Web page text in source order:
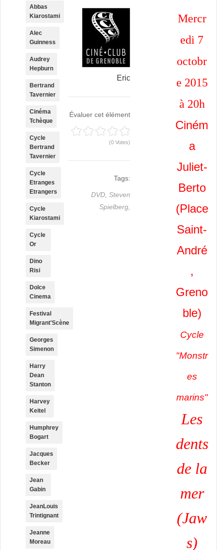
Eric
Évaluer cet élément
(0 Votes)
Tags:
DVD,Steven
Spielberg,
Mercr
edi 7
octobr
e 2015
à 20h
Ciném
a
Juliet-
Berto
(Place
Saint-
André
,
Greno
ble)
Cycle
"Monstr
es
marins"
Les
dents
de la
mer
(Jaw
s)
Abbas
Kiarostami
Alec
Guinness
Audrey
Hepburn
Bertrand
Tavernier
Cinéma
Tchèque
Cycle
Bertrand
Tavernier
Cycle
Etranges
Etrangers
Cycle
Kiarostami
Cycle
Or
Dino
Risi
Dolce
Cinema
Festival
Migrant'Scène
Georges
Simenon
Harry
Dean
Stanton
Harvey
Keitel
Humphrey
Bogart
Jacques
Becker
Jean
Gabin
JeanLouis
Trintignant
Jeanne
Moreau